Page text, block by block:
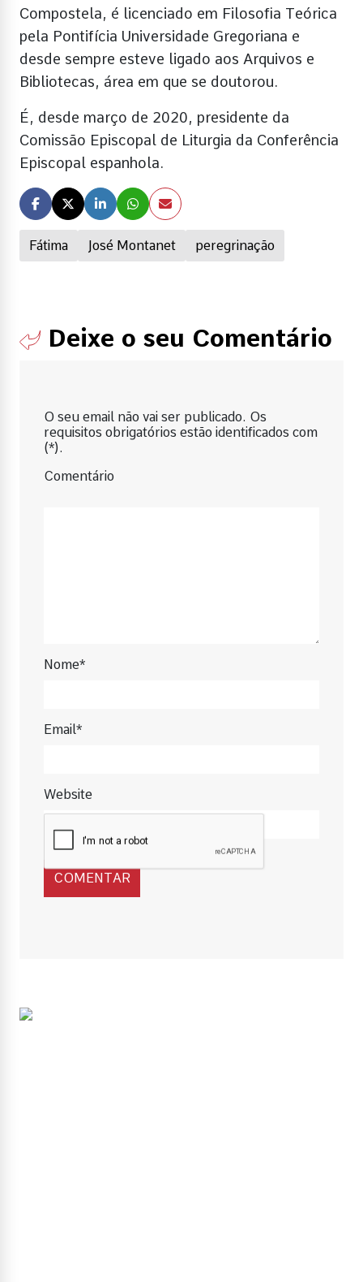
Fátima José Montanet peregrinação
Compostela, é licenciado em Filosofia Teórica
pela Pontifícia Universidade Gregoriana e
desde sempre esteve ligado aos Arquivos e
Bibliotecas, área em que se doutorou.
É, desde março de 2020, presidente da
Comissão Episcopal de Liturgia da Conferência
Episcopal espanhola.
Deixe o seu Comentário
O seu email não vai ser publicado. Os
requisitos obrigatórios estão identificados com
(*).
Comentário
Nome*
Email*
Website